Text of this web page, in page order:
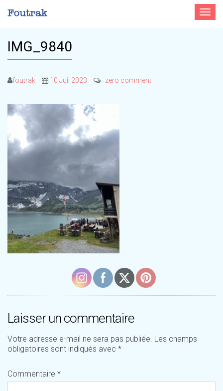
Toggle
IMG_9840
foutrak 10 Juil 2023 zero comment
Laisser un commentaire
Votre adresse e-mail ne sera pas publiée. Les champs
obligatoires sont indiqués avec *
Commentaire *